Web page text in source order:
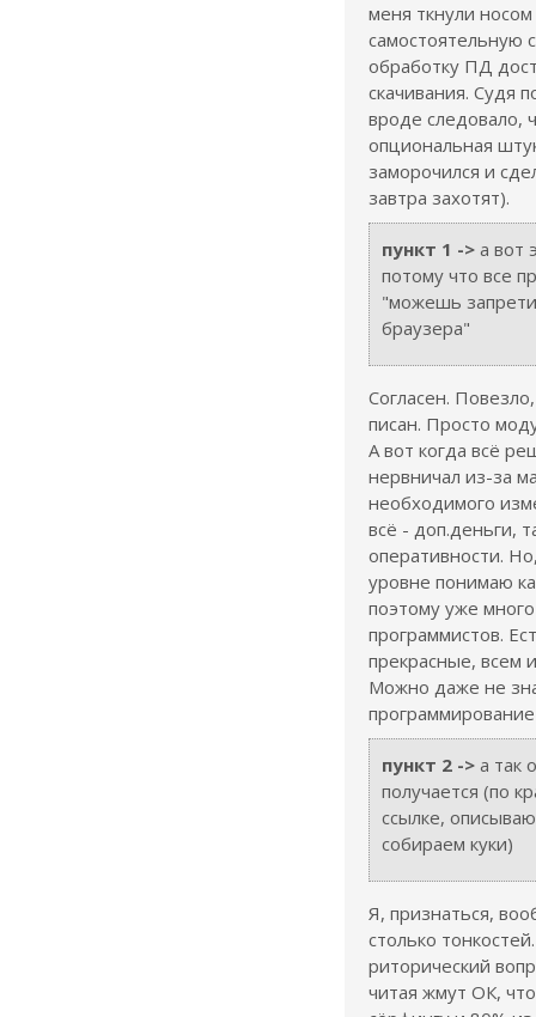
меня ткнули
самостоятельную
обработку ПД
скачивания. Судя
вроде следовало,
опциональная
заморочился и
завтра захотят).
пункт 1 -> а вот
потому что все
"можешь
браузера"
Согласен.
писан. Просто
А вот когда всё
нервничал из-за
необходимого
всё - доп.деньги,
оперативности.
уровне понимаю
поэтому уже много
программистов.
прекрасные, всем
Можно даже не
пункт 2 -> а так
получается (по
ссылке,
собираем куки)
Я, признаться,
столько
риторический
читая жмут ОК,